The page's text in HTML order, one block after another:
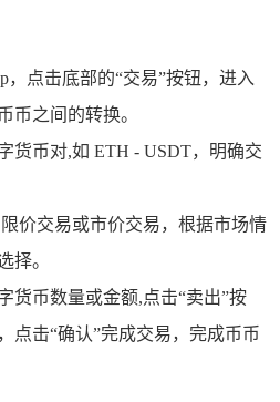
，点击底部的“交易”按钮，进入
币之间的转换。
货币对,如 ETH - USDT，明确交
价交易或市价交易，根据市场情
择。
货币数量或金额,点击“卖出”按
点击“确认”完成交易，完成币币